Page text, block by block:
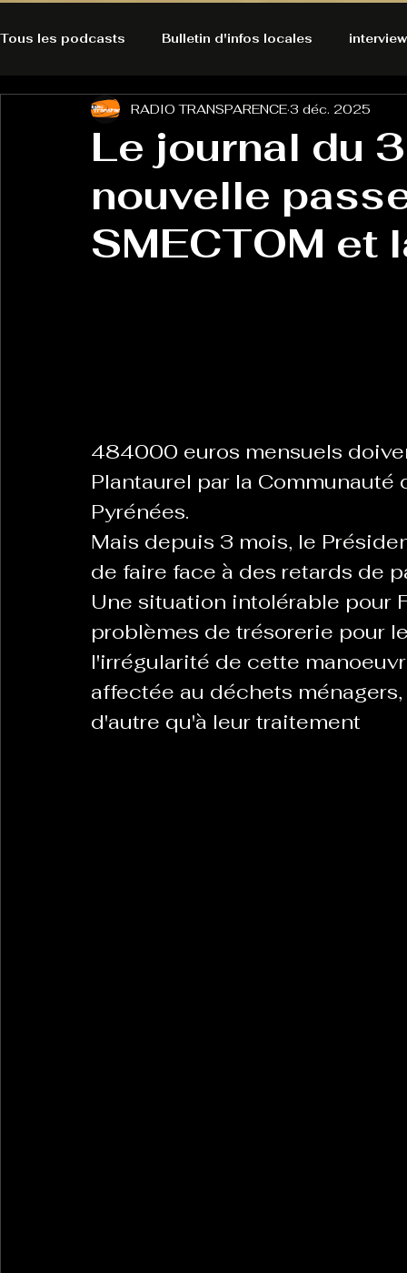
Tous les podcasts Bulletin d'infos locales
A l'Ecoute de la Peau Alternatives Ecologiques
Bonnes résolutions de
Du pain et des parpaings GOOD VIBES
La Revanche des Cagoles Le Chabot La
Les Transversales Politique del païs Pour
Tout Feu Tout Femmes
LES ECHAPPEES OBLIQUES Sport Santé Les
Le journal du
nouvelle
SMECTOM et
RADIO TRANSPARENCE3 déc. 2025
484000 euros mensuels
Plantaurel par la
Pyrénées.
Mais depuis 3 mois, le
de faire face à des retards de
Une situation intolérable pour
problèmes de trésorerie pour
l'irrégularité de cette
affectée au déchets
d'autre qu'à leur traitement